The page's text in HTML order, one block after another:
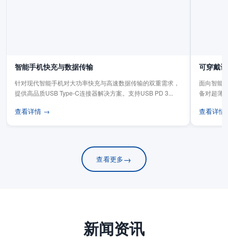
智能手机快充与数据传输
针对现代智能手机对大功率快充与高速数据传输的双重需求，
提供高品质USB Type-C连接器解决方案。支持USB PD 3...
查看详情 →
可穿戴
面向智能
备对超薄
查看详
查看更多→
新闻资讯